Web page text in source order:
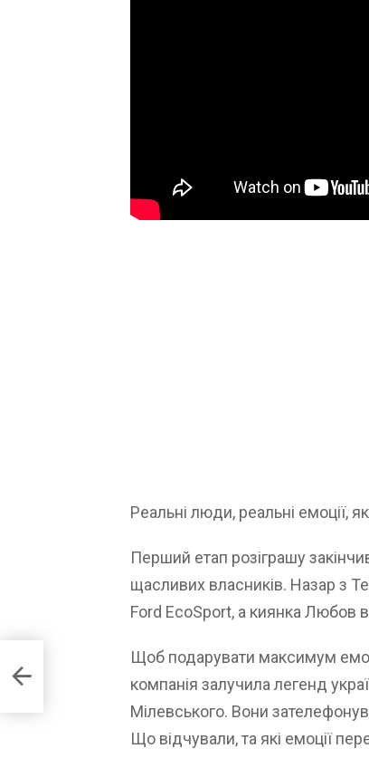
Реальні люди, реальні емоції,
Перший етап розіграшу
щасливих власників. Назар з
Ford EcoSport, а киянка Любов
Щоб подарувати максимум
компанія залучила легенд
Мілевського. Вони
Що відчували, та які емоції
у